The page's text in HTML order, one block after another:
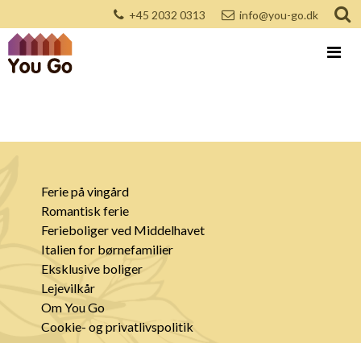
+45 2032 0313 info@you-go.dk
Ferie på vingård
Romantisk ferie
Ferieboliger ved Middelhavet
Italien for børnefamilier
Eksklusive boliger
Lejevilkår
Om You Go
Cookie- og privatlivspolitik